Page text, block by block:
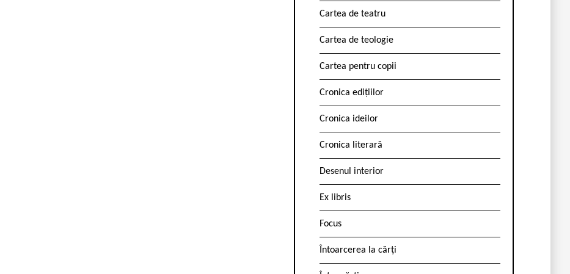
Cartea de teatru
Cartea de teologie
Cartea pentru copii
Cronica edițiilor
Cronica ideilor
Cronica literară
Desenul interior
Ex libris
Focus
Întoarcerea la cărți